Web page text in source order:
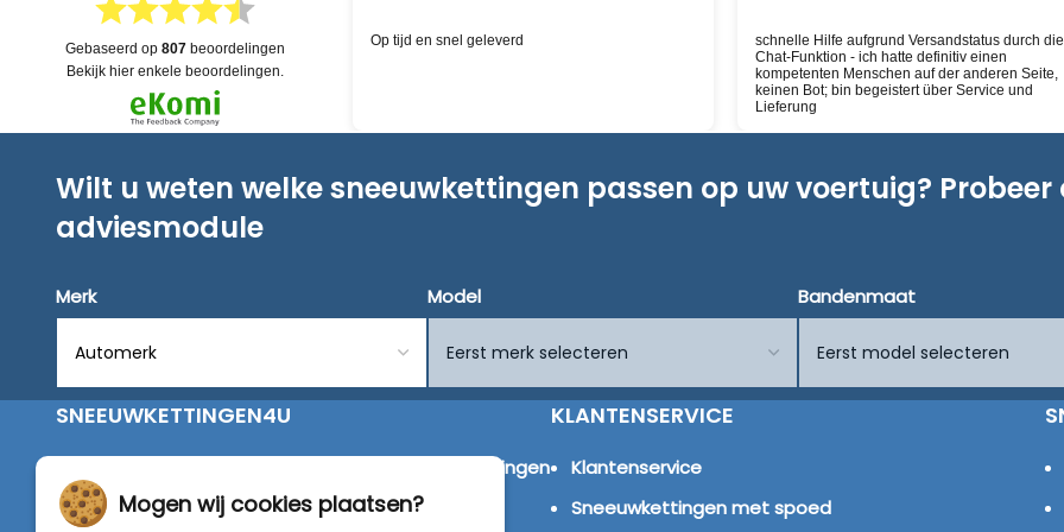
gebaseerd op 807beoordelingen
bekijk hier enkele beoordelingen.
en snel geleverd
schnelle Hilfe aufgrund Versandstatus durch die
Deskundige hulp!
Wilt u weten welke sneeuwkettingen passen op uw voertuig?
adviesmodule
Merk Model Bandenmaat
SNEEUWKETTINGEN4U
sneeuwkettingen
van alleen de beste merken zoals Pewag, König,
Weissenfels, Maggi en RÜD.
KLANTENSERVICE
Klantenservice
Sneeuwkettingen met spoed
Mogen wij cookies plaatsen?